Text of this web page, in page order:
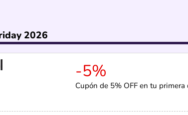
2026
-5%
Cupón de 5% OFF en tu primera